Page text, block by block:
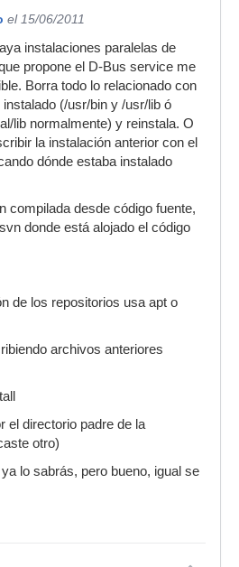
el 15/06/2011
instalaciones paralelas de
propone el D-Bus service me
Borra todo lo relacionado con
(/usr/bin y /usr/lib ó
lib normalmente) y reinstala. O
la instalación anterior con el
dónde estaba instalado
compilada desde código fuente,
donde está alojado el código
de los repositorios usa apt o
archivos anteriores
el directorio padre de la
otro)
lo sabrás, pero bueno, igual se